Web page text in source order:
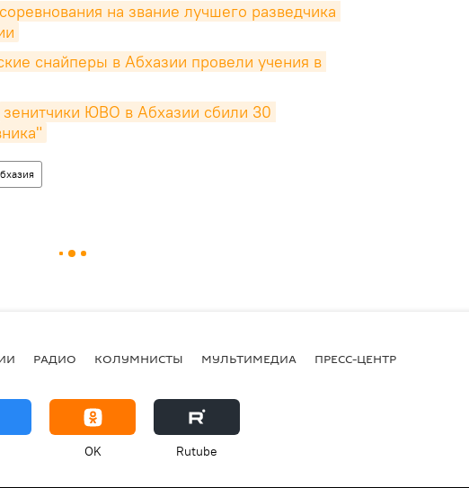
соревнования на звание лучшего разведчика
снайперы в Абхазии провели учения в
зенитчики ЮВО в Абхазии сбили 30
РАДИО КОЛУМНИСТЫ МУЛЬТИМЕДИА ПРЕСС-ЦЕНТР
OK Rutube